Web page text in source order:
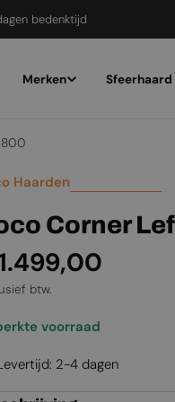
bedenktijd
Merken Sfeerhaard
800
Haarden
Corner
btw.
voorraad
2-4 dagen